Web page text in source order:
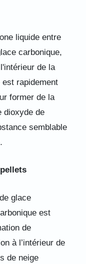
liquide entre
carbonique,
de la
rapidement
former de la
dioxyde de
semblable
glace
est
de
à l’intérieur de
de neige